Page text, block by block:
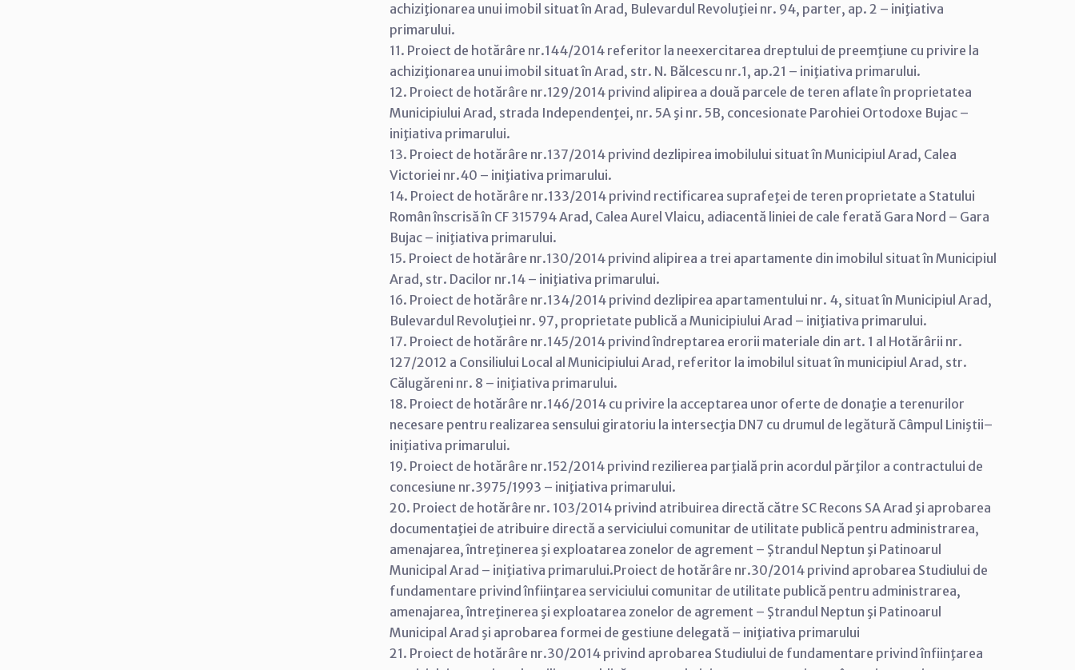
achiziţionarea unui imobil situat în Arad, Bulevardul Revoluţiei nr. 94, parter, ap. 2 – iniţiativa
primarului.
11. Proiect de hotărâre nr.144/2014 referitor la neexercitarea dreptului de preemţiune cu privire la
achiziţionarea unui imobil situat în Arad, str. N. Bălcescu nr.1, ap.21 – iniţiativa primarului.
12. Proiect de hotărâre nr.129/2014 privind alipirea a două parcele de teren aflate în proprietatea
Municipiului Arad, strada Independenţei, nr. 5A şi nr. 5B, concesionate Parohiei Ortodoxe Bujac –
iniţiativa primarului.
13. Proiect de hotărâre nr.137/2014 privind dezlipirea imobilului situat în Municipiul Arad, Calea
Victoriei nr.40 – iniţiativa primarului.
14. Proiect de hotărâre nr.133/2014 privind rectificarea suprafeţei de teren proprietate a Statului
Român înscrisă în CF 315794 Arad, Calea Aurel Vlaicu, adiacentă liniei de cale ferată Gara Nord – Gara
Bujac – iniţiativa primarului.
15. Proiect de hotărâre nr.130/2014 privind alipirea a trei apartamente din imobilul situat în Municipiul
Arad, str. Dacilor nr.14 – iniţiativa primarului.
16. Proiect de hotărâre nr.134/2014 privind dezlipirea apartamentului nr. 4, situat în Municipiul Arad,
Bulevardul Revoluţiei nr. 97, proprietate publică a Municipiului Arad – iniţiativa primarului.
17. Proiect de hotărâre nr.145/2014 privind îndreptarea erorii materiale din art. 1 al Hotărârii nr.
127/2012 a Consiliului Local al Municipiului Arad, referitor la imobilul situat în municipiul Arad, str.
Călugăreni nr. 8 – iniţiativa primarului.
18. Proiect de hotărâre nr.146/2014 cu privire la acceptarea unor oferte de donaţie a terenurilor
necesare pentru realizarea sensului giratoriu la intersecţia DN7 cu drumul de legătură Câmpul Liniştii–
iniţiativa primarului.
19. Proiect de hotărâre nr.152/2014 privind rezilierea parţială prin acordul părţilor a contractului de
concesiune nr.3975/1993 – iniţiativa primarului.
20. Proiect de hotărâre nr. 103/2014 privind atribuirea directă către SC Recons SA Arad şi aprobarea
documentaţiei de atribuire directă a serviciului comunitar de utilitate publică pentru administrarea,
amenajarea, întreţinerea şi exploatarea zonelor de agrement – Ştrandul Neptun şi Patinoarul
Municipal Arad – iniţiativa primarului.Proiect de hotărâre nr.30/2014 privind aprobarea Studiului de
fundamentare privind înfiinţarea serviciului comunitar de utilitate publică pentru administrarea,
amenajarea, întreţinerea şi exploatarea zonelor de agrement – Ştrandul Neptun şi Patinoarul
Municipal Arad şi aprobarea formei de gestiune delegată – iniţiativa primarului
21. Proiect de hotărâre nr.30/2014 privind aprobarea Studiului de fundamentare privind înfiinţarea